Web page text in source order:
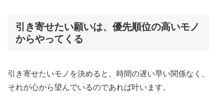
引き寄せたい願いは、優先順位の高いモノ
からやってくる
引き寄せたいモノを決めると、時間の遅い早い関係なく、
それが心から望んでいるのであれば叶います。